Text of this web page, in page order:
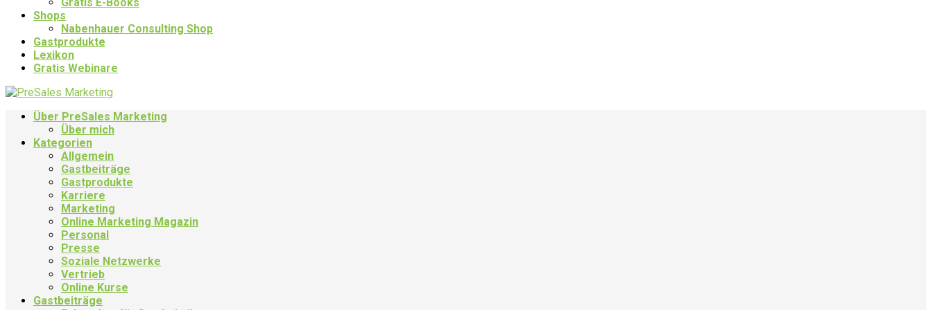
Shops
Nabenhauer Consulting Shop
Gastprodukte
Lexikon
Gratis Webinare
Über PreSales Marketing
Über mich
Kategorien
Allgemein
Gastbeiträge
Gastprodukte
Karriere
Marketing
Online Marketing Magazin
Personal
Presse
Soziale Netzwerke
Vertrieb
Online Kurse
Gastbeiträge